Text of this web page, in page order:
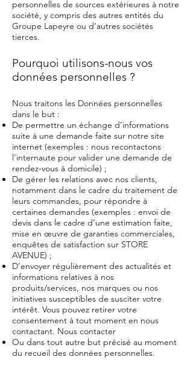
personnelles de sources extérieures à notre
société, y compris des autres entités du
Groupe Lapeyre ou d’autres sociétés
tierces.
Pourquoi utilisons-nous vos
données personnelles ?
Nous traitons les Données personnelles
dans le but :
De permettre un échange d’informations
suite à une demande faite sur notre site
internet (exemples : nous recontactons
l’internaute pour valider une demande de
rendez-vous à domicile) ;
De gérer les relations avec nos clients,
notamment dans le cadre du traitement de
leurs commandes, pour répondre à
certaines demandes (exemples : envoi de
devis dans le cadre d’une estimation faite,
mise en œuvre de garanties commerciales,
enquêtes de satisfaction sur STORE
AVENUE) ;
D’envoyer régulièrement des actualités et
informations relatives à nos
produits/services, nos marques ou nos
initiatives susceptibles de susciter votre
intérêt. Vous pouvez retirer votre
consentement à tout moment en nous
contactant. Nous contacter
Ou dans tout autre but précisé au moment
du recueil des données personnelles.